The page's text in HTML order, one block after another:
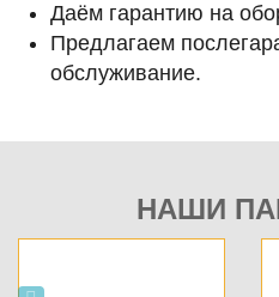
Даём гарантию на
Предлагаем
обслуживание.
НАШИ